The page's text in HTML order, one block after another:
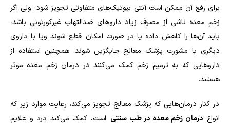
برای رفع آن ممکن است آنتی بیوتیک‌های متفاوتی تجویز شود؛ ولی اگر
زخم معده ناشی از مصرف زیاد داروهای ضدالتهاب غیرکورتونی باشد،
باید آن‌ها را کاهش داده یا در صورت امکان قطع شوند ویا با داروی
دیگری با مشورت پزشک معالج جایگزین شوند. همچنین استفاده از
داروهایی که به ترمیم زخم کمک می‌کنند در درمان زخم معده موثر
هستند.
در کنار درمان‌هایی که پزشک معالج تجویز می‌کند، رعایت موارد زیر که
انواع درمان زخم معده در طب سنتی است، کمک می‌کند درد و علایم